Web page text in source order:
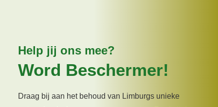
Help jij ons mee?
Word Beschermer!
Draag bij aan het behoud van Limburgs unieke